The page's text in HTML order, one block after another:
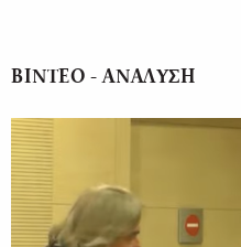
ΒΙΝΤΕΟ - ΑΝΑΛΥΣΗ